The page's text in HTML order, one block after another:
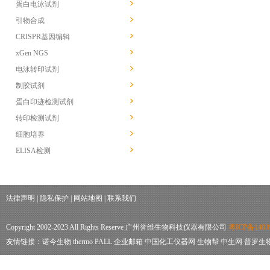
蛋白电泳试剂
引物合成
CRISPR基因编辑
xGen NGS
电泳转印试剂
制胶试剂
蛋白印迹检测试剂
转印检测试剂
细胞培养
ELISA检测
法律声明 隐私保护 网站地图 联系我们
Copyright 2002-2023 All Rights Reserve 广州誉维生物科技仪器有限公司 粤ICP备
友情链接： 诺今生物 thermo PALL 企业邮箱 中国化工仪器网 生物帮 中生网 普罗生